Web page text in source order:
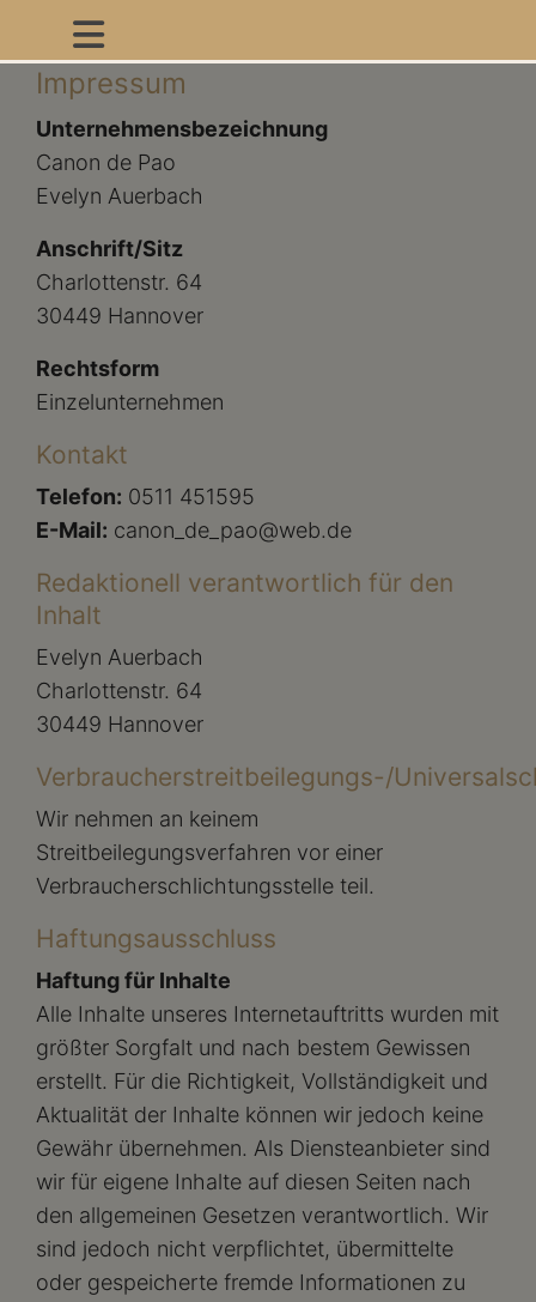
Impressum
Unternehmensbezeichnung
Canon de Pao
Evelyn Auerbach
Anschrift/Sitz
Charlottenstr. 64
30449 Hannover
Rechtsform
Einzelunternehmen
Kontakt
Telefon: 0511 451595
E-Mail: canon_de_pao@web.de
Redaktionell verantwortlich für den
Inhalt
Evelyn Auerbach
Charlottenstr. 64
30449 Hannover
Verbraucherstreitbeilegungs-/
Wir nehmen an keinem
Streitbeilegungsverfahren vor einer
Verbraucherschlichtungsstelle teil.
Haftungsausschluss
Haftung für Inhalte
Alle Inhalte unseres Internetauftritts wurden mit
größter Sorgfalt und nach bestem Gewissen
erstellt. Für die Richtigkeit, Vollständigkeit und
Aktualität der Inhalte können wir jedoch keine
Gewähr übernehmen. Als Diensteanbieter sind
wir für eigene Inhalte auf diesen Seiten nach
den allgemeinen Gesetzen verantwortlich. Wir
sind jedoch nicht verpflichtet, übermittelte
oder gespeicherte fremde Informationen zu